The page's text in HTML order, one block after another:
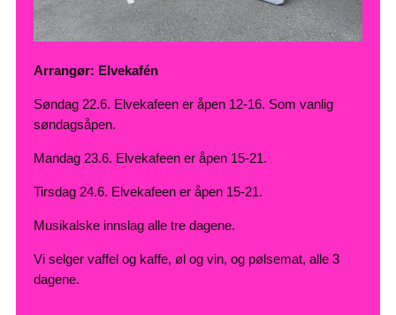
Arrangør: Elvekafén
Søndag 22.6. Elvekafeen er åpen 12-16. Som vanlig
søndagsåpen.
Mandag 23.6. Elvekafeen er åpen 15-21.
Tirsdag 24.6. Elvekafeen er åpen 15-21.
Musikalske innslag alle tre dagene.
Vi selger vaffel og kaffe, øl og vin, og pølsemat, alle 3
dagene.